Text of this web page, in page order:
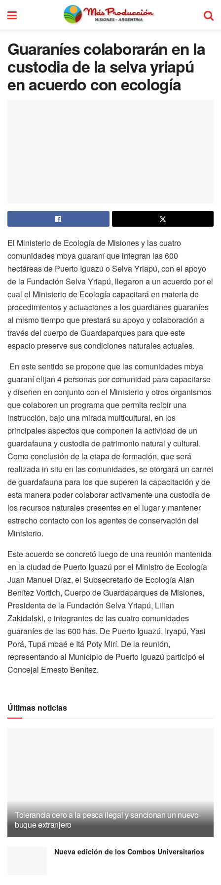
Guaraníes colaborarán en la
custodia de la selva yriapú
en acuerdo con ecología
El Ministerio de Ecología de Misiones y las cuatro
comunidades mbya guaraní que integran las 600
hectáreas de Puerto Iguazú o Selva Yriapú, con el apoyo
de la Fundación Selva Yriapú, llegaron a un acuerdo por el
cual el Ministerio de Ecología capacitará en materia de
procedimientos y actuaciones a los guardianes guaraníes
al mismo tiempo que prestará su apoyo y colaboración a
través del cuerpo de Guardaparques para que este
espacio preserve sus condiciones naturales actuales.
En este sentido se propone que las comunidades mbya
guaraní elijan 4 personas por comunidad para capacitarse
y diseñen en conjunto con el Ministerio y otros organismos
que colaboren un programa que permita recibir una
instrucción, bajo una mirada multicultural, en los
principales aspectos que componen la actividad de un
guardafauna y custodia de patrimonio natural y cultural.
Como conclusión de la etapa de formación, que será
realizada in situ en las comunidades, se otorgará un carnet
de guardafauna para los que superen la capacitación y de
esta manera poder colaborar activamente una custodia de
los recursos naturales presentes en el lugar y mantener
estrecho contacto con los agentes de conservación del
Ministerio.
Este acuerdo se concretó luego de una reunión mantenida
en la ciudad de Puerto Iguazú por el Ministro de Ecología
Juan Manuel Díaz, el Subsecretario de Ecología Alan
Benítez Vortich, Cuerpo de Guardaparques de Misiones,
Presidenta de la Fundación Selva Yriapú, Lilian
Zakidalski, e integrantes de las cuatro comunidades
guaraníes de las 600 has. De Puerto Iguazú, Iryapú, Yasi
Porá, Tupá mbaé e Itá Poty Mirí. De la reunión,
representando al Municipio de Puerto Iguazú participó el
Concejal Ernesto Benítez.
Últimas noticias
Tolerancia cero a la pesca ilegal y sancionan un nuevo
buque extranjero
Nueva edición de los Combos Universitarios